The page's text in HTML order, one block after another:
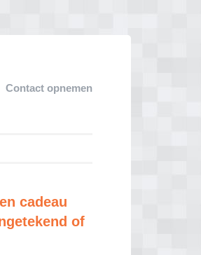
Contact opnemen
cadeau
of